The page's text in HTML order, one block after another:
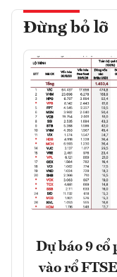
Đừng bỏ lỡ
Dự báo 9 cổ
vào rổ